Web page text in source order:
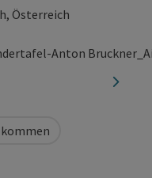
Österreich
öffnen